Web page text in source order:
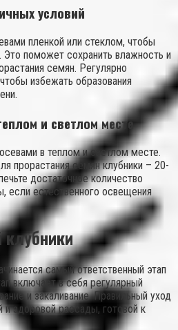
условий
пленкой или стеклом, чтобы
Это поможет сохранить влажность и
семян. Регулярно
избежать образования
и светлом месте
в теплом и светлом месте.
прорастания семян клубники – 20-
достаточное количество
если естественного освещения
самый ответственный этап
включает в себя регулярный
и закаливание. Правильный уход
и здоровой рассады, готовой к